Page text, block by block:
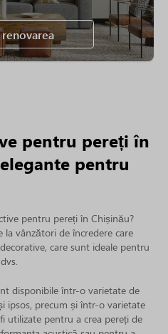
pentru pereți în
pentru
pentru pereți în Chișinău?
vânzători de încredere care
care sunt ideale pentru
disponibile într-o varietate de
ipsos, precum și într-o varietate
utilizate pentru a crea pereți de